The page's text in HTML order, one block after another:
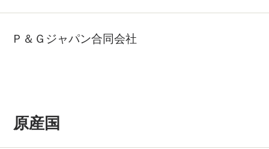
Ｐ＆Ｇジャパン合同会社
原産国